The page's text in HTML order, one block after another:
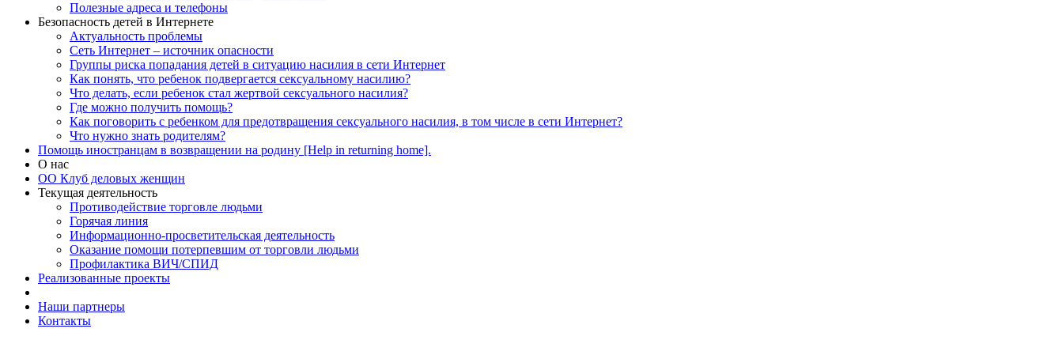
Полезные адреса и телефоны
Безопасность детей в Интернете
Актуальность проблемы
Сеть Интернет – источник опасности
Группы риска попадания детей в ситуацию насилия в сети Интернет
Как понять, что ребенок подвергается сексуальному насилию?
Что делать, если ребенок стал жертвой сексуального насилия?
Где можно получить помощь?
Как поговорить с ребенком для предотвращения сексуального насилия, в том числе в сети Интернет?
Что нужно знать родителям?
Помощь иностранцам в возвращении на родину [Help in returning home].
О нас
ОО Клуб деловых женщин
Текущая деятельность
Противодействие торговле людьми
Горячая линия
Информационно-просветительская деятельность
Оказание помощи потерпевшим от торговли людьми
Профилактика ВИЧ/СПИД
Реализованные проекты
Наши партнеры
Контакты